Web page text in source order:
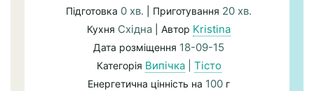
Підготовка 0 хв. | Приготування 20 хв.
Кухня Східна | Автор Kristina
Дата розміщення 18-09-15
Категорія Випічка| Тісто
Енергетична цінність на 100 г